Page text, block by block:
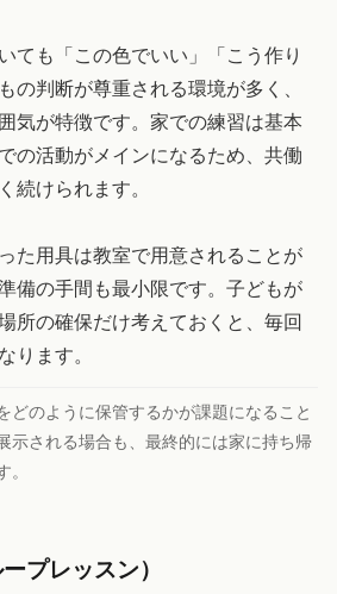
ても「この色でいい」「こう作り
の判断が尊重される環境が多く、
気が特徴です。家での練習は基本
の活動がメインになるため、共働
続けられます。
た用具は教室で用意されることが
備の手間も最小限です。子どもが
所の確保だけ考えておくと、毎回
ります。
どのように保管するかが課題になること
示される場合も、最終的には家に持ち帰
。
プレッスン）